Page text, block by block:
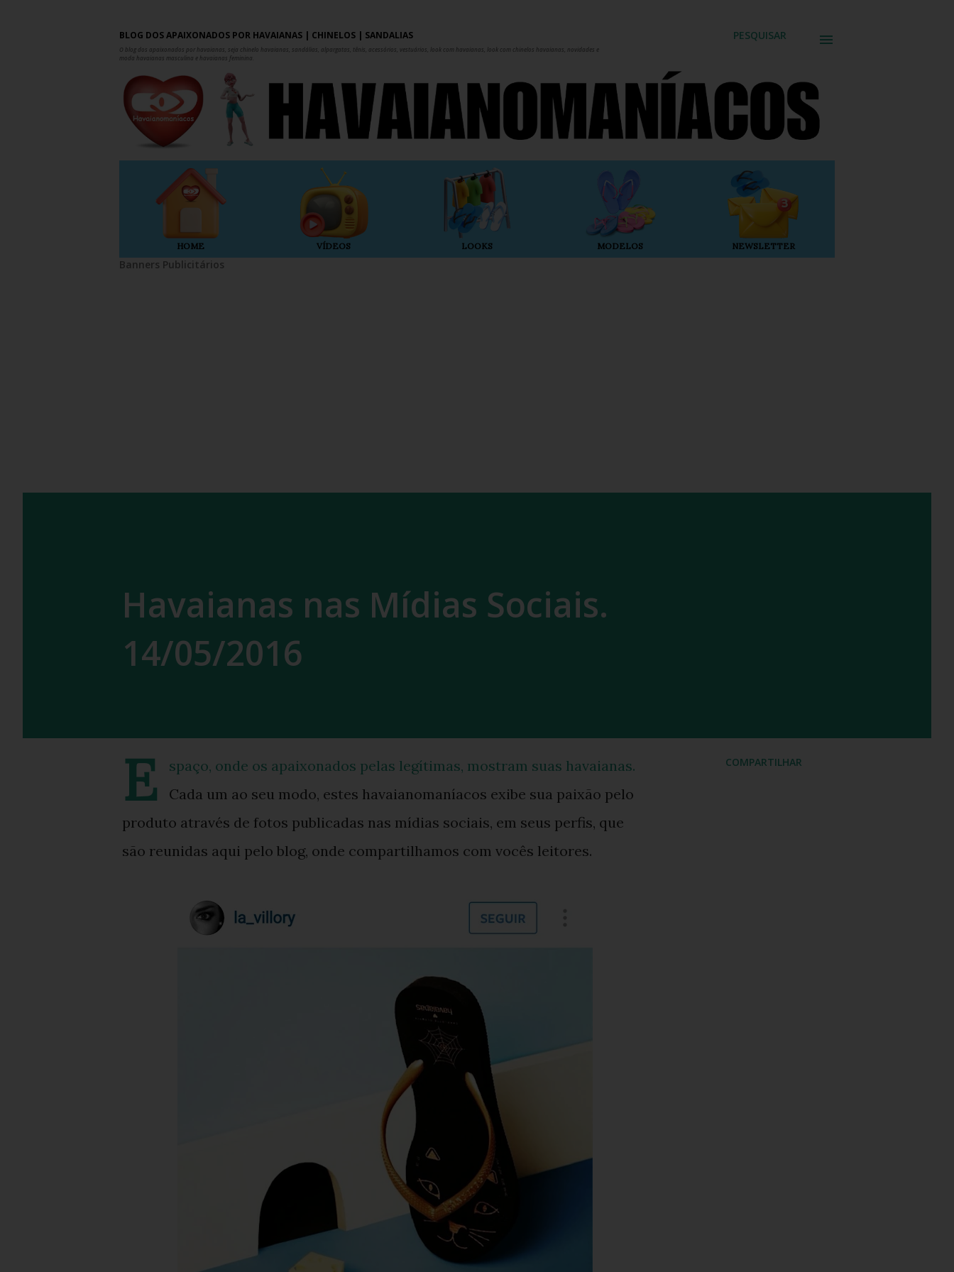
BLOG DOS APAIXONADOS POR HAVAIANAS | CHINELOS | SANDÁLIAS
O blog dos apaixonados por havaianas, seja chinelo havaianas, sandálias, alpargatas, tênis, acessórios, vestuários, look com havaianas, look com chinelos havaianas, novidades e
moda havaianas masculina e havaianas feminina.
PESQUISAR
HOME VÍDEOS LOOKS MODELOS NEWSLETTER
Banners Publicitários
Havaianas nas Mídias Sociais.
14/05/2016
E
spaço, onde os apaixonados pelas legítimas, mostram suas havaianas.
Cada um ao seu modo, estes havaianomaníacos exibe sua paixão pelo
produto através de fotos publicadas nas mídias sociais, em seus perfis, que
são reunidas aqui pelo blog, onde compartilhamos com vocês leitores.
COMPARTILHAR